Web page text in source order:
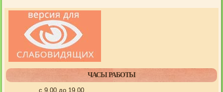
ЧАСЫ РАБОТЫ
с 9.00 до 19.00